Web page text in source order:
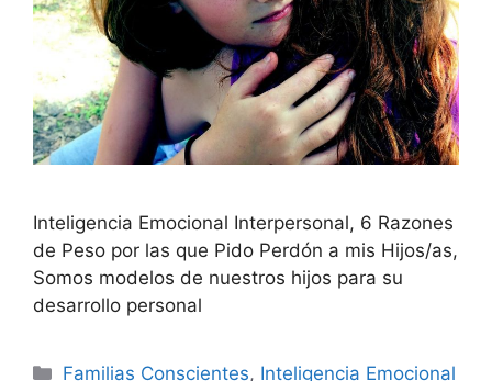
Inteligencia Emocional Interpersonal, 6 Razones
de Peso por las que Pido Perdón a mis Hijos/as,
Somos modelos de nuestros hijos para su
desarrollo personal
Familias Conscientes, Inteligencia Emocional